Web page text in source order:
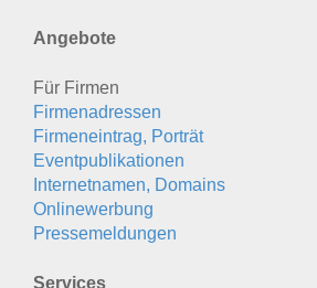
Angebote
Für Firmen
Firmenadressen
Firmeneintrag, Porträt
Eventpublikationen
Internetnamen, Domains
Onlinewerbung
Pressemeldungen
Services